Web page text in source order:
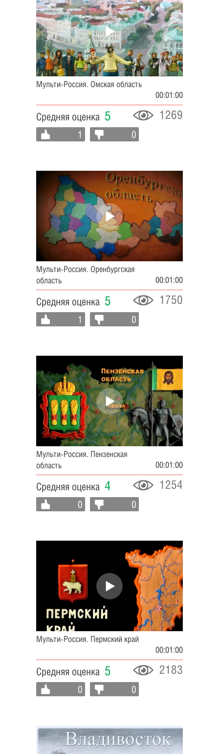
Мульти-Россия. Омская область
00:01:00
Средняя оценка 5 1269
1 0
Мульти-Россия. Оренбургская
область
00:01:00
Средняя оценка 5 1750
1 0
Мульти-Россия. Пензенская
область
00:01:00
Средняя оценка 4 1254
0 0
Мульти-Россия. Пермский край
00:01:00
Средняя оценка 5 2183
0 0